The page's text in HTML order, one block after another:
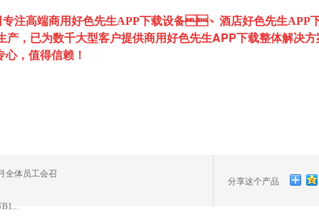
注高端商用好色先生APP下载设备、 酒店好色先生APP
、生产，已为数千大型客户提供商用好色先生APP下载整体解决
，值得信赖！
全体员工会召
分享这个产品